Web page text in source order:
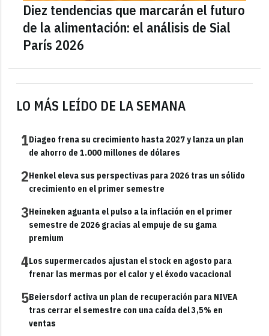
LO MÁS LEÍDO DE LA SEMANA
1Diageo frena su crecimiento hasta 2027 y lanza un plan
de ahorro de 1.000 millones de dólares
2Henkel eleva sus perspectivas para 2026 tras un sólido
crecimiento en el primer semestre
3Heineken aguanta el pulso a la inflación en el primer
semestre de 2026 gracias al empuje de su gama
premium
4Los supermercados ajustan el stock en agosto para
frenar las mermas por el calor y el éxodo vacacional
5Beiersdorf activa un plan de recuperación para NIVEA
tras cerrar el semestre con una caída del 3,5% en
ventas
Diez tendencias que marcarán el futuro
de la alimentación: el análisis de Sial
París 2026